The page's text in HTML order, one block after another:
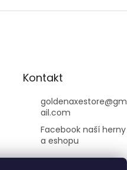
Kontakt
goldenaxestore@gm
ail.com
Facebook naší herny
a eshopu